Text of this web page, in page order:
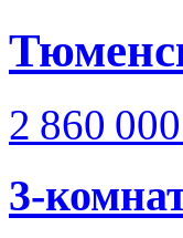
2 860
3-